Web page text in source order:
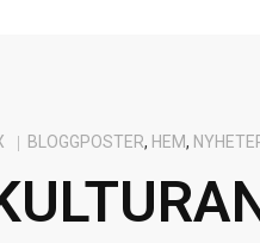
BLOGGPOSTER, HEM,